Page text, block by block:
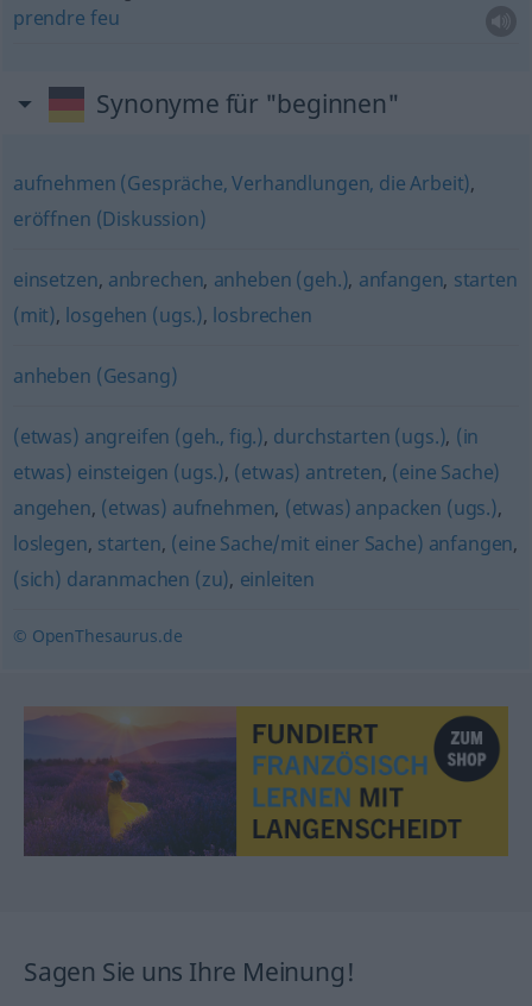
prendre feu
Synonyme für "beginnen"
aufnehmen (Gespräche, Verhandlungen, die Arbeit),
eröffnen (Diskussion)
einsetzen, anbrechen, anheben (geh.), anfangen, starten
(mit), losgehen (ugs.), losbrechen
anheben (Gesang)
(etwas) angreifen (geh., fig.), durchstarten (ugs.), (in
etwas) einsteigen (ugs.), (etwas) antreten, (eine Sache)
angehen, (etwas) aufnehmen, (etwas) anpacken (ugs.),
loslegen, starten, (eine Sache/mit einer Sache) anfangen,
(sich) daranmachen (zu), einleiten
© OpenThesaurus.de
Sagen Sie uns Ihre Meinung!